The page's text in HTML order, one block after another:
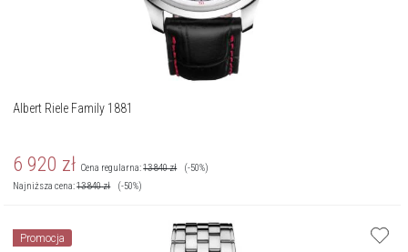
Albert Riele Family 1881
6 920 zł Cena regularna:13 840zł
(-50%)
Najniższa cena:13 840zł (-50%)
Promocja